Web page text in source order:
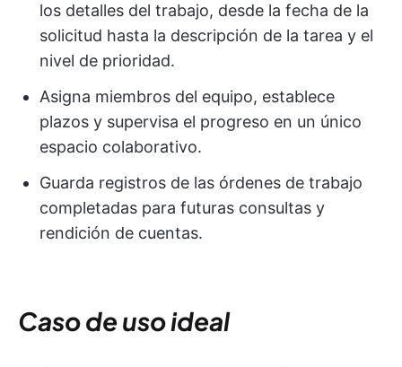
los detalles del trabajo, desde la fecha de la
solicitud hasta la descripción de la tarea y el
nivel de prioridad.
Asigna miembros del equipo, establece
plazos y supervisa el progreso en un único
espacio colaborativo.
Guarda registros de las órdenes de trabajo
completadas para futuras consultas y
rendición de cuentas.
Caso de uso ideal